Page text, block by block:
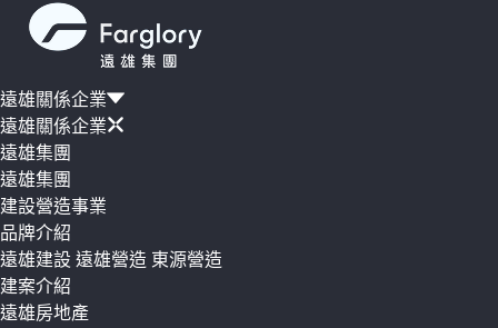
遠雄關係企業
遠雄關係企業
遠雄集團
遠雄集團
建設營造事業
品牌介紹
遠雄建設 遠雄營造 東源營造
建案介紹
遠雄房地產